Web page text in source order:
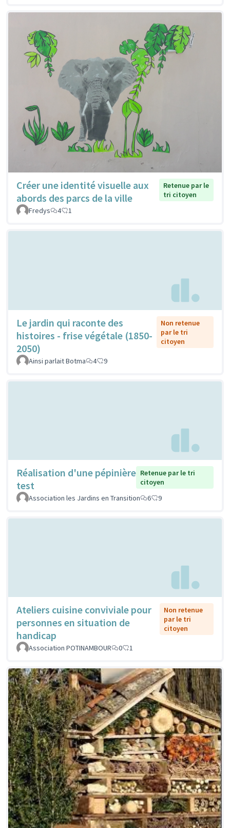
Créer une identité visuelle aux
abords des parcs de la ville
Retenue par le
tri citoyen
Fredys
4 1
Le jardin qui raconte des
histoires - frise végétale (1850-
2050)
Non retenue
par le tri
citoyen
Ainsi parlait Botma 4 9
Réalisation d'une pépinière
test
Retenue par le tri
citoyen
Association les Jardins en Transition
6 9
Ateliers cuisine conviviale pour
personnes en situation de
handicap
Non retenue
par le tri
citoyen
Association POTINAMBOUR 0 1